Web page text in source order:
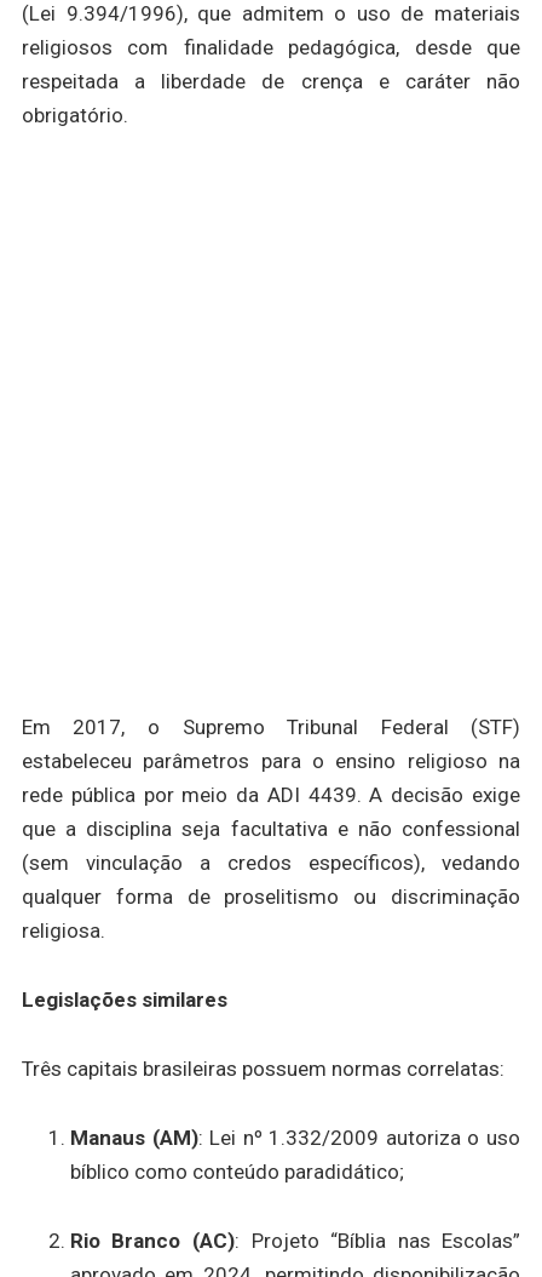
(Lei 9.394/1996), que admitem o uso de materiais
religiosos com finalidade pedagógica, desde que
respeitada a liberdade de crença e caráter não
obrigatório.
Em 2017, o Supremo Tribunal Federal (STF)
estabeleceu parâmetros para o ensino religioso na
rede pública por meio da ADI 4439. A decisão exige
que a disciplina seja facultativa e não confessional
(sem vinculação a credos específicos), vedando
qualquer forma de proselitismo ou discriminação
religiosa.
Legislações similares
Três capitais brasileiras possuem normas correlatas:
Manaus (AM): Lei nº 1.332/2009 autoriza o uso
bíblico como conteúdo paradidático;
Rio Branco (AC): Projeto “Bíblia nas Escolas”